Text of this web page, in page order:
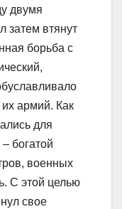
двумя
затем втянут
борьба с
их армий. Как
для
богатой
военных
С этой целью
свое